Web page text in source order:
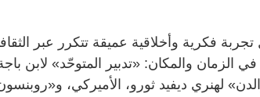
فكرية وأخلاقية عميقة تتكرر عبر
الزمان والمكان: «تدبير المتوحّد» لابن
لهنري ديفيد ثورو، الأميركي،